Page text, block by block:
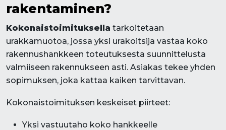
rakentaminen?
Kokonaistoimituksella tarkoitetaan
urakkamuotoa, jossa yksi urakoitsija vastaa koko
rakennushankkeen toteutuksesta suunnittelusta
valmiiseen rakennukseen asti. Asiakas tekee yhden
sopimuksen, joka kattaa kaiken tarvittavan.
Kokonaistoimituksen keskeiset piirteet:
Yksi vastuutaho koko hankkeelle